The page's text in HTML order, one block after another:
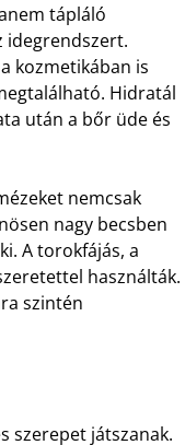
tápláló
idegrendszert.
kozmetikában is
Hidratál
után a bőr üde és
nemcsak
nagy becsben
A torokfájás, a
használták.
szintén
szerepet játszanak.